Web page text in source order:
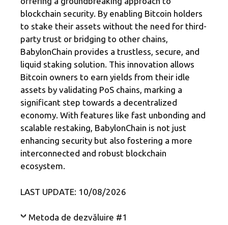
blockchain security. By enabling Bitcoin holders
to stake their assets without the need for third-
party trust or bridging to other chains,
BabylonChain provides a trustless, secure, and
liquid staking solution. This innovation allows
Bitcoin owners to earn yields from their idle
assets by validating PoS chains, marking a
significant step towards a decentralized
economy. With features like fast unbonding and
scalable restaking, BabylonChain is not just
enhancing security but also fostering a more
interconnected and robust blockchain
ecosystem.
LAST UPDATE: 10/08/2026
Metoda de dezvăluire #1